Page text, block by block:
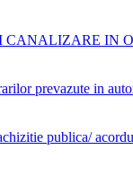
CANALIZARE
prevazute in
publica/